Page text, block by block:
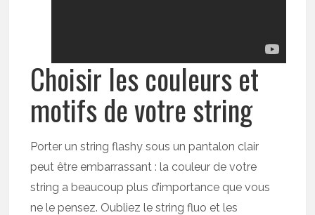
Choisir les couleurs et
motifs de votre string
Porter un string flashy sous un pantalon clair
peut être embarrassant : la couleur de votre
string a beaucoup plus d’importance que vous
ne le pensez. Oubliez le string fluo et les